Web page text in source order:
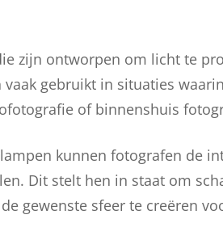
zijn ontworpen om licht te
gebruikt in situaties
of binnenshuis
kunnen fotografen de
Dit stelt hen in staat om
gewenste sfeer te creëren